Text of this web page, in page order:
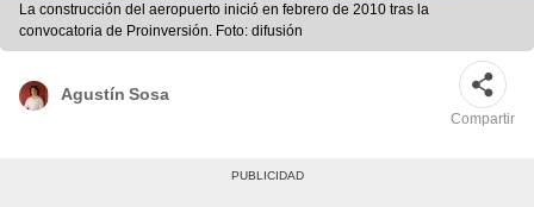
La construcción del aeropuerto inició en febrero de 2010 tras la
convocatoria de Proinversión. Foto: difusión
Agustín Sosa
Compartir